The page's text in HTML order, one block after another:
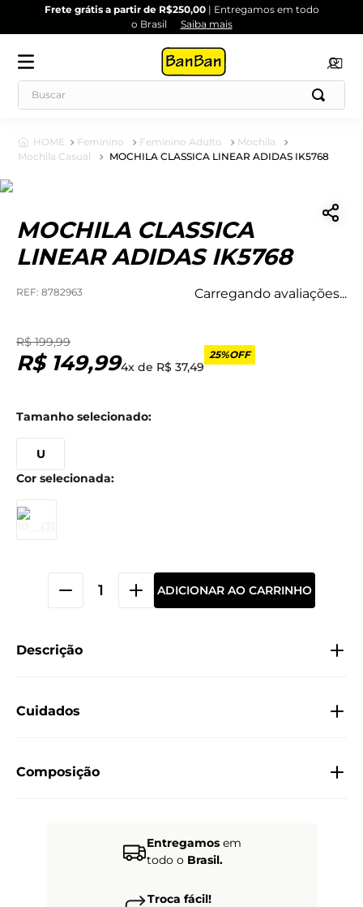
Frete grátis a partir de R$250,00| Entregamos em todo
o Brasil
Saiba mais
Feminino Feminino Adulto
Mochila
Mochila Casual
MOCHILA CLASSICA LINEAR ADIDAS IK5768
MOCHILA CLASSICA
LINEAR ADIDAS IK5768
: 8782963 Carregando avaliações...
R$ 199,99
R$ 149,994x de R$ 37,49
25%OFF
U
ADICIONAR AO CARRINHO
Descrição
Cuidados
Composição
Entregamosem
todo o Brasil.
Troca fácil!